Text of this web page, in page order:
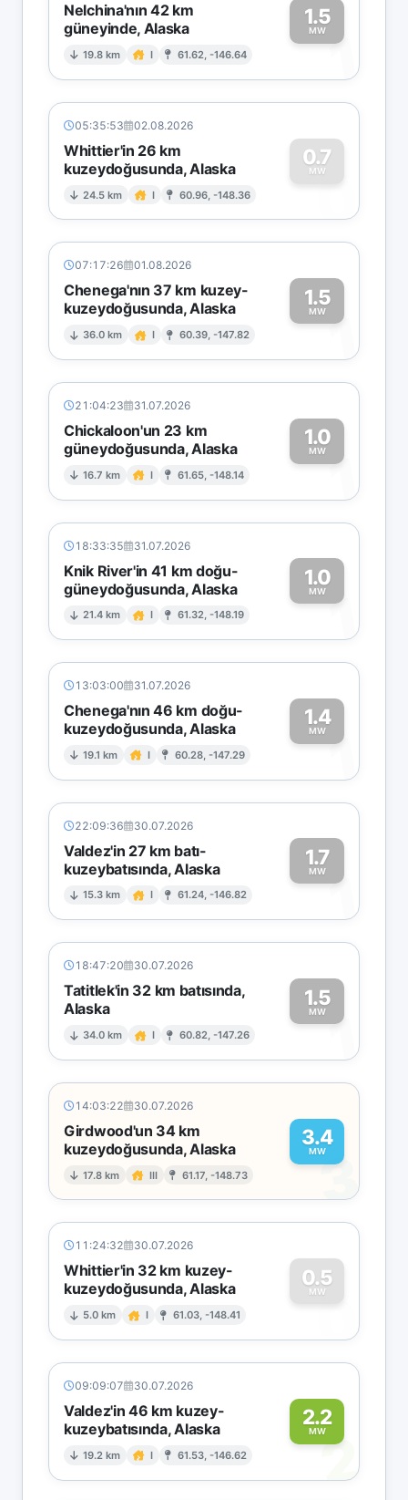
Nelchina'nın 42 km
güneyinde, Alaska
19.8 km I 61.62, -146.64
1.5
MW1
05:35:53 02.08.2026
Whittier'in 26 km
kuzeydoğusunda, Alaska
24.5 km I 60.96, -148.36
0.7
MW
0
07:17:26 01.08.2026
Chenega'nın 37 km kuzey-
kuzeydoğusunda, Alaska
36.0 km I 60.39, -147.82
1.5
MW1
21:04:23 31.07.2026
Chickaloon'un 23 km
güneydoğusunda, Alaska
16.7 km I 61.65, -148.14
1.0
MW1
18:33:35 31.07.2026
Knik River'in 41 km doğu-
güneydoğusunda, Alaska
21.4 km I 61.32, -148.19
1.0
MW1
13:03:00 31.07.2026
Chenega'nın 46 km doğu-
kuzeydoğusunda, Alaska
19.1 km I 60.28, -147.29
1.4
MW1
22:09:36 30.07.2026
Valdez'in 27 km batı-
kuzeybatısında, Alaska
15.3 km I 61.24, -146.82
1.7
MW1
18:47:20 30.07.2026
Tatitlek'in 32 km batısında,
Alaska
34.0 km I 60.82, -147.26
1.5
MW1
14:03:22 30.07.2026
Girdwood'un 34 km
kuzeydoğusunda, Alaska
17.8 km III 61.17, -148.73
3.4
MW
3
11:24:32 30.07.2026
Whittier'in 32 km kuzey-
kuzeydoğusunda, Alaska
5.0 km I 61.03, -148.41
0.5
MW
0
09:09:07 30.07.2026
Valdez'in 46 km kuzey-
kuzeybatısında, Alaska
19.2 km I 61.53, -146.62
2.2
MW
2